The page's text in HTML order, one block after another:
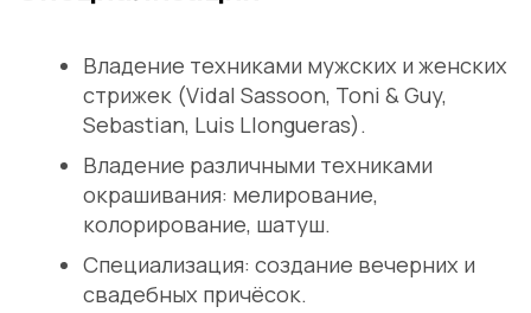
Санкт-Петербург, Левашовский пр-т, д.2.лит.А,пом.10
Политика обработки персональных данных
Согласие на обработку персональных данных